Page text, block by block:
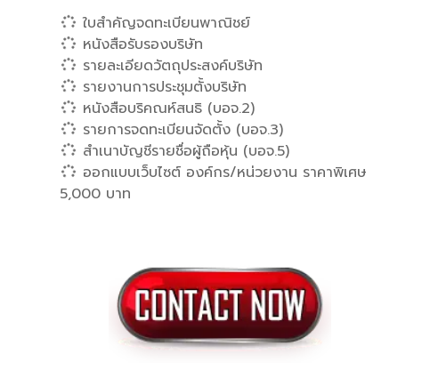
ใบสำคัญจดทะเบียนพาณิชย์
หนังสือรับรองบริษัท
รายละเอียดวัตถุประสงค์บริษัท
รายงานการประชุมตั้งบริษัท
หนังสือบริคณห์สนธิ (บอจ.2)
รายการจดทะเบียนจัดตั้ง (บอจ.3)
สำเนาบัญชีรายชื่อผู้ถือหุ้น (บอจ.5)
ออกแบบเว็บไซต์ องค์กร/หน่วยงาน ราคาพิเศษ
5,000 บาท